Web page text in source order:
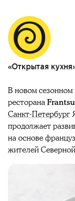
«Открытая
В новом
ресторана
Санкт-Петербург
продолжает
на основе
жителей